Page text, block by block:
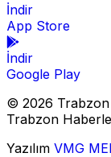
İndir
App Store
İndir
Google Play
© 2026
Trabzon
Yazılım VMG